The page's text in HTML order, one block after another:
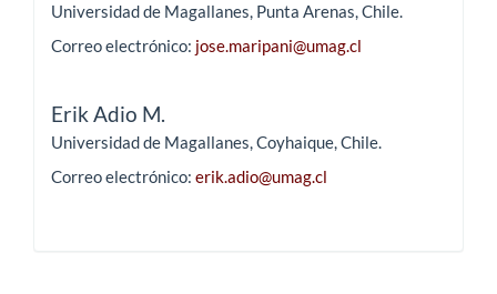
Universidad de Magallanes, Punta Arenas, Chile.
Correo electrónico: jose.maripani@umag.cl
Erik Adio M.
Universidad de Magallanes, Coyhaique, Chile.
Correo electrónico: erik.adio@umag.cl